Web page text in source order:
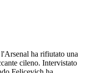
ha rifiutato una
cileno. Intervistato